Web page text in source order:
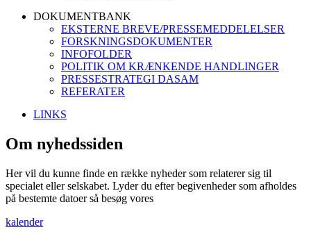
DOKUMENTBANK
EKSTERNE BREVE/PRESSEMEDDELELSER
FORSKNINGSDOKUMENTER
INFOFOLDER
POLITIK OM KRÆNKENDE HANDLINGER
PRESSESTRATEGI DASAM
REFERATER
LINKS
Om nyhedssiden
Her vil du kunne finde en række nyheder som relaterer sig til
specialet eller selskabet. Lyder du efter begivenheder som afholdes
på bestemte datoer så besøg vores
kalender